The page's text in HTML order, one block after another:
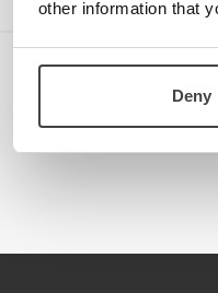
other information that
Deny